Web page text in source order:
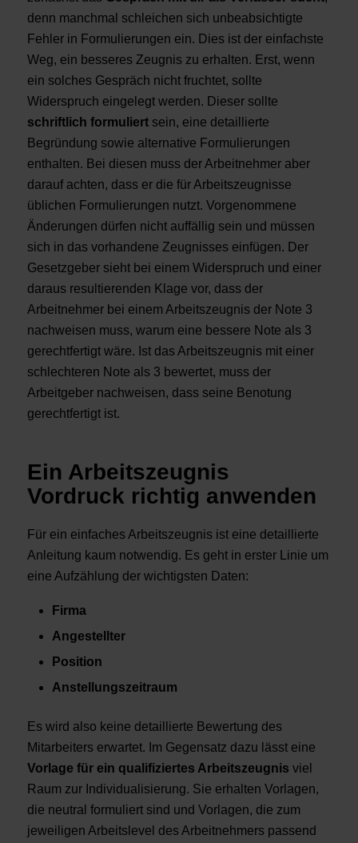
denn manchmal schleichen sich unbeabsichtigte
Fehler in Formulierungen ein. Dies ist der einfachste
Weg, ein besseres Zeugnis zu erhalten. Erst, wenn
ein solches Gespräch nicht fruchtet, sollte
Widerspruch eingelegt werden. Dieser sollte
schriftlich formuliertsein, eine detaillierte
Begründung sowie alternative Formulierungen
enthalten. Bei diesen muss der Arbeitnehmer aber
darauf achten, dass er die für Arbeitszeugnisse
üblichen Formulierungen nutzt. Vorgenommene
Änderungen dürfen nicht auffällig sein und müssen
sich in das vorhandene Zeugnisses einfügen. Der
Gesetzgeber sieht bei einem Widerspruch und einer
daraus resultierenden Klage vor, dass der
Arbeitnehmer bei einem Arbeitszeugnis der Note 3
nachweisen muss, warum eine bessere Note als 3
gerechtfertigt wäre. Ist das Arbeitszeugnis mit einer
schlechteren Note als 3 bewertet, muss der
Arbeitgeber nachweisen, dass seine Benotung
gerechtfertigt ist.
Ein Arbeitszeugnis
Vordruck richtig anwenden
Für ein einfaches Arbeitszeugnis ist eine detaillierte
Anleitung kaum notwendig. Es geht in erster Linie um
eine Aufzählung der wichtigsten Daten:
Firma
Angestellter
Position
Anstellungszeitraum
Es wird also keine detaillierte Bewertung des
Mitarbeiters erwartet. Im Gegensatz dazu lässt eine
Vorlage für ein qualifiziertes Arbeitszeugnis viel
Raum zur Individualisierung. Sie erhalten Vorlagen,
die neutral formuliert sind und Vorlagen, die zum
jeweiligen Arbeitslevel des Arbeitnehmers passend